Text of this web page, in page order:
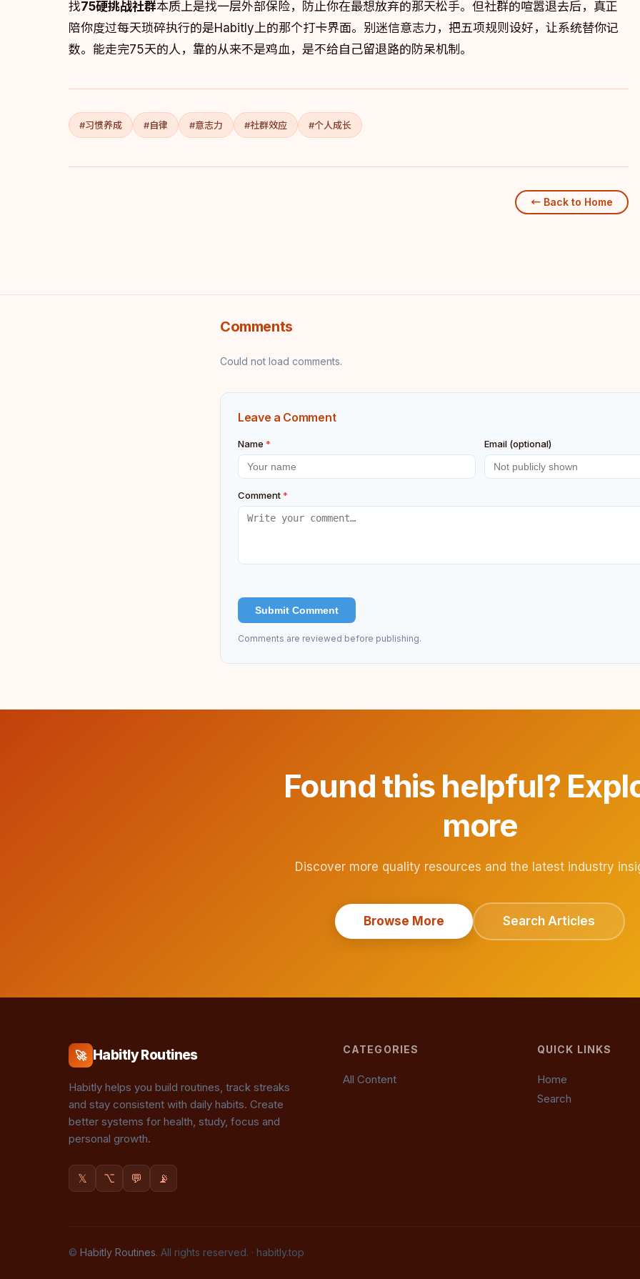
找75硬挑战社群本质上是找一层外部保险，防止你在最想放弃的那天松手。但社群的喧嚣退去后，真正
陪你度过每天琐碎执行的是Habitly上的那个打卡界面。别迷信意志力，把五项规则设好，让系统替你记
数。能走完75天的人，靠的从来不是鸡血，是不给自己留退路的防呆机制。
#习惯养成 #自律 #意志力 #社群效应 #个人成长
← Back to Home
Comments
Could not load comments.
Leave a Comment
Name * Email (optional)
Comment*
Submit Comment
Comments are reviewed before publishing.
Found this helpful?
more
Discover more quality resources and the latest industry
Browse More Search Articles
🚀 Habitly Routines
Habitly helps you build routines, track streaks
and stay consistent with daily habits. Create
better systems for health, study, focus and
personal growth.
𝕏 ⌥ 💬 📡
CATEGORIES
All Content
QUICK LINKS
Home
Search
© Habitly Routines. All rights reserved. · habitly.top